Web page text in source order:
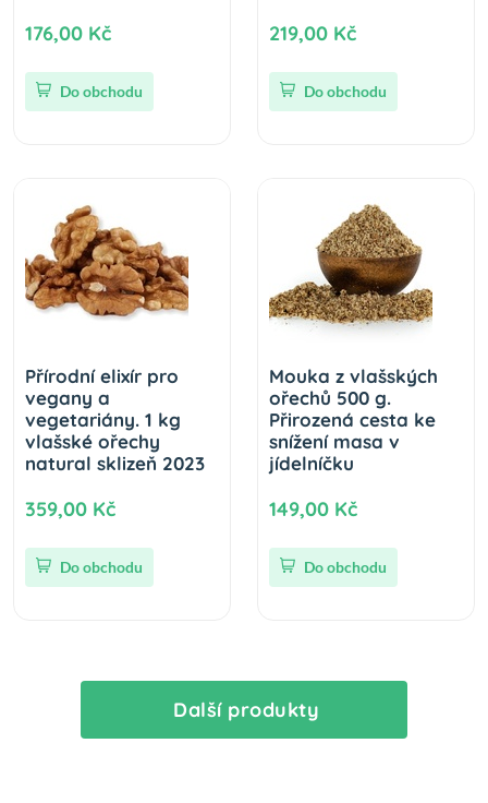
176,00 Kč
Do obchodu
219,00 Kč
Do obchodu
Přírodní elixír pro
vegany a
vegetariány. 1 kg
vlašské ořechy
natural sklizeň 2023
359,00 Kč
Do obchodu
Mouka z vlašských
ořechů 500 g.
Přirozená cesta ke
snížení masa v
jídelníčku
149,00 Kč
Do obchodu
Další produkty